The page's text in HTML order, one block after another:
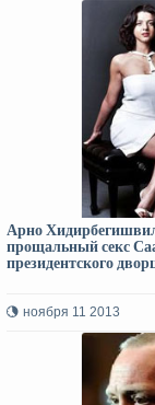
Арно
прощальный секс
президентского
ноября 11 2013